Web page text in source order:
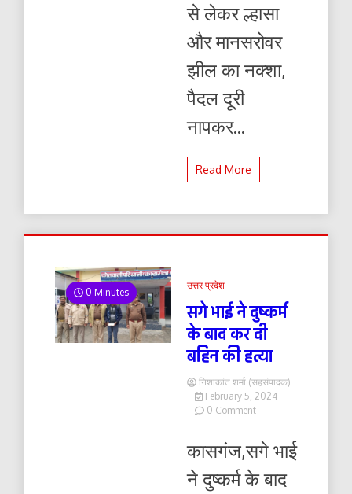
से लेकर ल्हासा
और मानसरोवर
झील का नक्शा,
पैदल दूरी
नापकर...
Read More
0 Minutes
उत्तर प्रदेश
सगे भाई ने दुष्कर्म
के बाद कर दी
बहिन की हत्या
निशाकांत शर्मा (सहसंपादक)
February 5, 2024
0 Commenton
भाई
ने
के
कासगंज,सगे भाई
ने दुष्कर्म के बाद